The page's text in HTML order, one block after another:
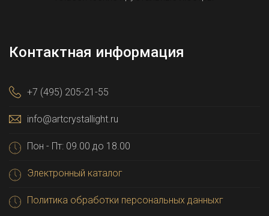
Контактная информация
+7 (495) 205-21-55
info@artcrystallight.ru
Пон - Пт: 09.00 до 18.00
Электронный каталог
Политика обработки персональных данныхг